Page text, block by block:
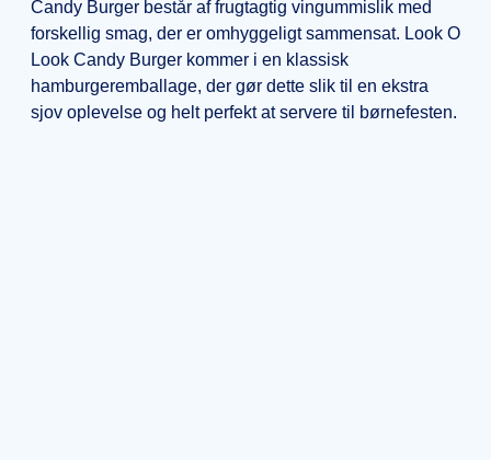
Candy Burger består af frugtagtig vingummislik med
forskellig smag, der er omhyggeligt sammensat. Look O
Look Candy Burger kommer i en klassisk
hamburgeremballage, der gør dette slik til en ekstra
sjov oplevelse og helt perfekt at servere til børnefesten.